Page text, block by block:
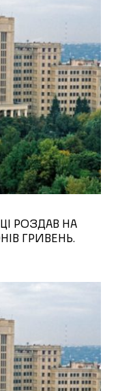
РОЗДАВ НА
ГРИВЕНЬ.